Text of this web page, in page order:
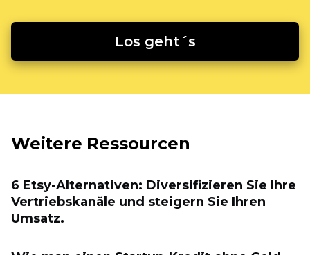
Los geht´s
Weitere Ressourcen
6 Etsy-Alternativen: Diversifizieren Sie Ihre
Vertriebskanäle und steigern Sie Ihren
Umsatz.